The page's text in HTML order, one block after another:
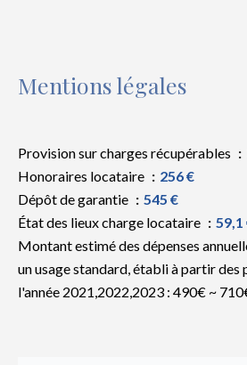
Mentions légales
Provision sur charges récupérables
Honoraires locataire
256 €
Dépôt de garantie
545 €
État des lieux charge locataire
59,1
Montant estimé des dépenses
un usage standard, établi à partir des
l'année 2021,2022,2023 : 490€ ~